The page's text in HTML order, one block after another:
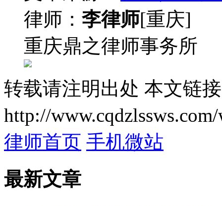
律师： 李律师[重庆]
重庆鼎之律师事务所
转载请注明出处 本文链
http://
律师首页 手机微站
最新文章